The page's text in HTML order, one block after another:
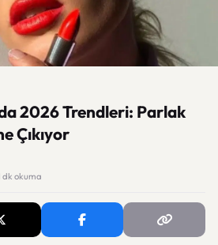
2026 Trendleri: Parlak
Çıkıyor
dk okuma